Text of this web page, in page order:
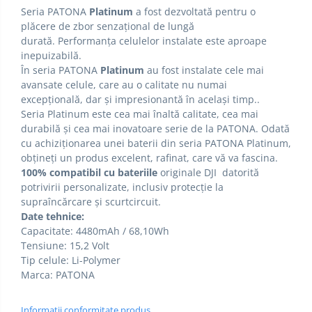
Seria PATONA Platinum a fost dezvoltată pentru o
plăcere de zbor senzațional de lungă
durată. Performanța celulelor instalate este aproape
inepuizabilă.
În seria PATONA Platinum au fost instalate cele mai
avansate celule, care au o calitate nu numai
excepțională, dar și impresionantă în același timp..
Seria Platinum este cea mai înaltă calitate, cea mai
durabilă și cea mai inovatoare serie de la PATONA. Odată
cu achiziționarea unei baterii din seria PATONA Platinum,
obțineți un produs excelent, rafinat, care vă va fascina.
100% compatibil cu bateriile originale DJI datorită
potrivirii personalizate, inclusiv protecție la
supraîncărcare și scurtcircuit.
Date tehnice:
Capacitate: 4480mAh / 68,10Wh
Tensiune: 15,2 Volt
Tip celule: Li-Polymer
Marca: PATONA